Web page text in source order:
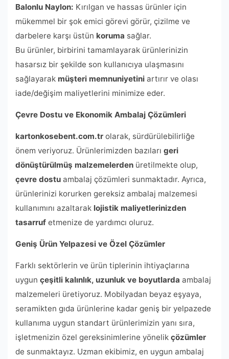
Balonlu Naylon: Kırılgan ve hassas ürünler için
mükemmel bir şok emici görevi görür, çizilme ve
darbelere karşı üstün koruma sağlar.
Bu ürünler, birbirini tamamlayarak ürünlerinizin
hasarsız bir şekilde son kullanıcıya ulaşmasını
sağlayarak müşteri memnuniyetini artırır ve olası
iade/değişim maliyetlerini minimize eder.
Çevre Dostu ve Ekonomik Ambalaj Çözümleri
kartonkosebent.com.tr olarak, sürdürülebilirliğe
önem veriyoruz. Ürünlerimizden bazıları geri
dönüştürülmüş malzemelerden üretilmekte olup,
çevre dostu ambalaj çözümleri sunmaktadır. Ayrıca,
ürünlerinizi korurken gereksiz ambalaj malzemesi
kullanımını azaltarak lojistik maliyetlerinizden
tasarruf etmenize de yardımcı oluruz.
Geniş Ürün Yelpazesi ve Özel Çözümler
Farklı sektörlerin ve ürün tiplerinin ihtiyaçlarına
uygun çeşitli kalınlık, uzunluk ve boyutlarda ambalaj
malzemeleri üretiyoruz. Mobilyadan beyaz eşyaya,
seramikten gıda ürünlerine kadar geniş bir yelpazede
kullanıma uygun standart ürünlerimizin yanı sıra,
işletmenizin özel gereksinimlerine yönelik çözümler
de sunmaktayız. Uzman ekibimiz, en uygun ambalaj